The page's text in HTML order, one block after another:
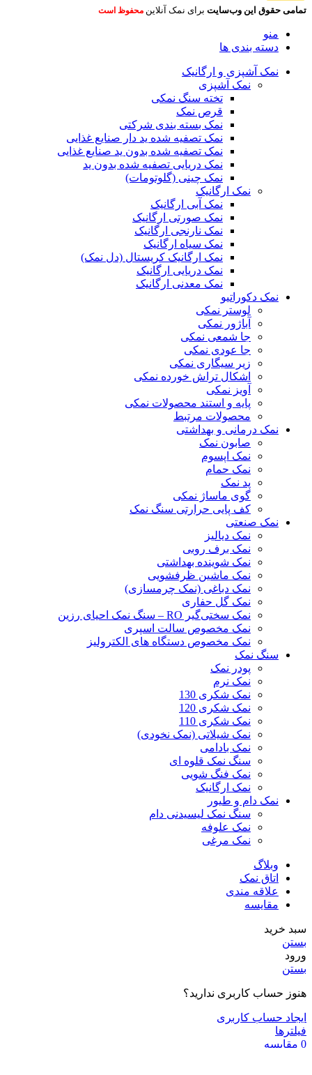
تمامی حقوق این وب‌سایت برای نمک آنلاین محفوظ است
منو
دسته بندی ها
نمک آشپزی و ارگانیک
نمک آشپزی
تخته سنگ نمکی
قرص نمک
نمک بسته بندی شرکتی
نمک تصفیه شده ید دار صنایع غذایی
نمک تصفیه شده بدون ید صنایع غذایی
نمک دریایی تصفیه شده بدون ید
نمک چینی (گلوتومات)
نمک ارگانیک
نمک آبی ارگانیک
نمک صورتی ارگانیک
نمک نارنجی ارگانیک
نمک سیاه ارگانیک
نمک ارگانیک کریستال (دل نمک)
نمک دریایی ارگانیک
نمک معدنی ارگانیک
نمک دکوراتیو
لوستر نمکی
آباژور نمکی
جا شمعی نمکی
جا عودی نمکی
زیر سیگاری نمکی
اشکال تراش خورده نمکی
آویز نمکی
پایه و استند محصولات نمکی
محصولات مرتبط
نمک درمانی و بهداشتی
صابون نمک
نمک اپسوم
نمک حمام
پد نمک
گوی ماساژ نمکی
کف پایی حرارتی سنگ نمک
نمک صنعتی
نمک دیالیز
نمک برف روبی
نمک شوینده بهداشتی
نمک ماشین ظرفشویی
نمک دباغی (نمک چرمسازی)
نمک گل حفاری
نمک سختی‌گیر RO – سنگ نمک احیای رزین
نمک مخصوص سالت اسپری
نمک مخصوص دستگاه های الکترولیز
سنگ نمک
پودر نمک
نمک نرم
نمک شکری 130
نمک شکری 120
نمک شکری 110
نمک شیلاتی (نمک نخودی)
نمک بادامی
سنگ نمک قلوه ای
نمک فنگ شویی
نمک ارگانیک
نمک دام و طیور
سنگ نمک لیسیدنی دام
نمک علوفه
نمک مرغی
وبلاگ
اتاق نمک
علاقه مندی
مقایسه
سبد خرید
بستن
ورود
بستن
هنوز حساب کاربری ندارید؟
ایجاد حساب کاربری
فیلترها
0 مقایسه